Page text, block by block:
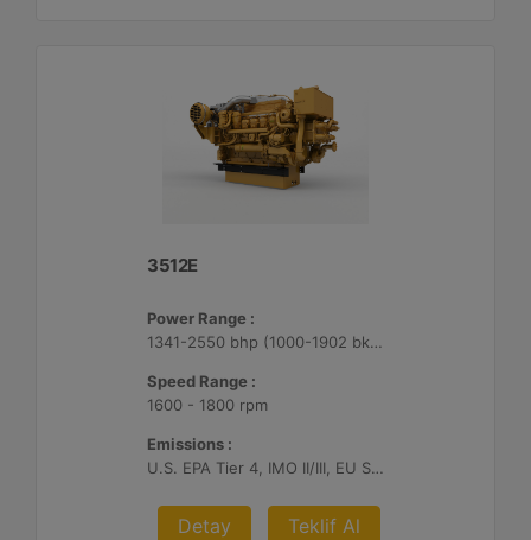
3512E
Power Range :
1341-2550 bhp (1000-1902 bkW)
Speed Range :
1600 - 1800 rpm
Emissions :
U.S. EPA Tier 4, IMO II/III, EU Stage V
Detay Teklif Al